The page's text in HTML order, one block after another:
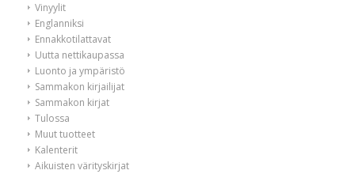
Vinyylit
Englanniksi
Ennakkotilattavat
Uutta nettikaupassa
Luonto ja ympäristö
Sammakon kirjailijat
Sammakon kirjat
Tulossa
Muut tuotteet
Kalenterit
Aikuisten värityskirjat